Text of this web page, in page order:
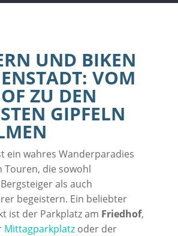
UND BIKEN
VOM
ZU DEN
GIPFELN
ein wahres Wanderparadies
Touren, die sowohl
als auch
begeistern. Ein beliebter
ist der Parkplatz am Friedhof,
Mittagparkplatzoder der